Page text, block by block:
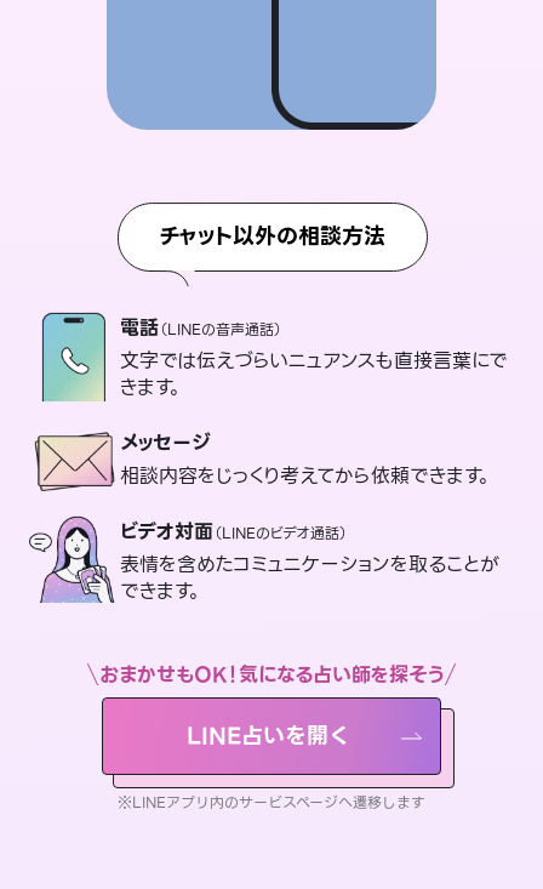
チャット以外の相談方法
電話（LINEの音声通話）
文字では伝えづらいニュアンスも直接言葉にで
きます。
メッセージ
相談内容をじっくり考えてから依頼できます。
ビデオ対面（LINEのビデオ通話）
表情を含めたコミュニケーションを取ることが
できます。
おまかせもOK！気になる占い師を探そう
LINE占いを開く
※LINEアプリ内のサービスページへ遷移します